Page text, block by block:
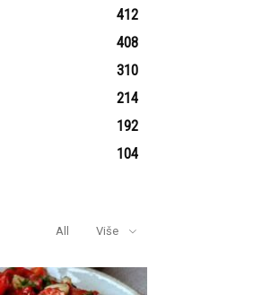
412
408
310
214
192
104
All Više